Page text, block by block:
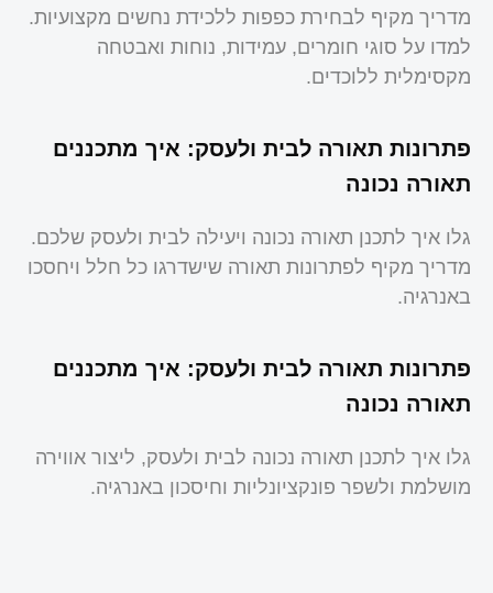
מדריך מקיף לבחירת כפפות ללכידת נחשים מקצועיות.
למדו על סוגי חומרים, עמידות, נוחות ואבטחה
מקסימלית ללוכדים.
פתרונות תאורה לבית ולעסק: איך מתכננים
תאורה נכונה
גלו איך לתכנן תאורה נכונה ויעילה לבית ולעסק שלכם.
מדריך מקיף לפתרונות תאורה שישדרגו כל חלל ויחסכו
באנרגיה.
פתרונות תאורה לבית ולעסק: איך מתכננים
תאורה נכונה
גלו איך לתכנן תאורה נכונה לבית ולעסק, ליצור אווירה
מושלמת ולשפר פונקציונליות וחיסכון באנרגיה.